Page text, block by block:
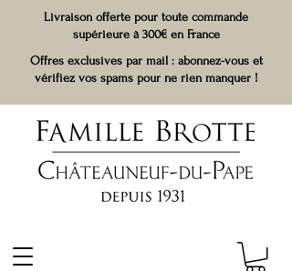
Livraison offerte pour toute commande
supérieure à 300€ en France
Offres exclusives par mail : abonnez-vous et
vérifiez vos spams pour ne rien manquer !